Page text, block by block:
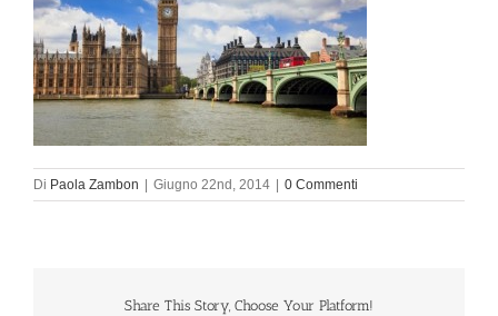
Di Paola Zambon Giugno 22nd, 2014 0 Commenti
Share This Story, Choose Your Platform!